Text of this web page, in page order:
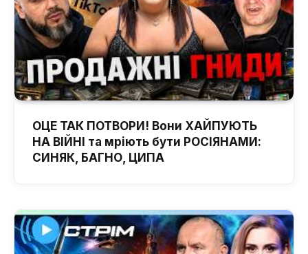
ОЦЕ ТАК ПОТВОРИ! Вони ХАЙПУЮТЬ
НА ВІЙНІ та мріють бути РОСІЯНАМИ:
СИНЯК, БАГНО, ЦИПА